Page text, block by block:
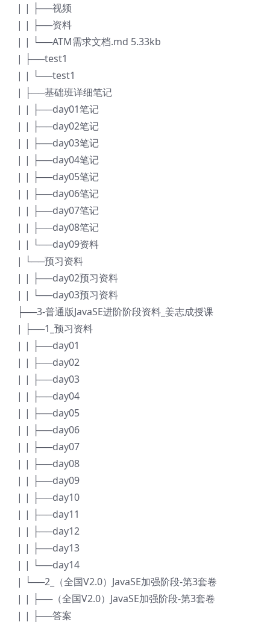
| | ├──视频
| | ├──资料
| | └──ATM需求文档.md 5.33kb
| ├──test1
| | └──test1
| ├──基础班详细笔记
| | ├──day01笔记
| | ├──day02笔记
| | ├──day03笔记
| | ├──day04笔记
| | ├──day05笔记
| | ├──day06笔记
| | ├──day07笔记
| | ├──day08笔记
| | └──day09资料
| └──预习资料
| | ├──day02预习资料
| | └──day03预习资料
├──3-普通版JavaSE进阶阶段资料_姜志成授课
| ├──1_预习资料
| | ├──day01
| | ├──day02
| | ├──day03
| | ├──day04
| | ├──day05
| | ├──day06
| | ├──day07
| | ├──day08
| | ├──day09
| | ├──day10
| | ├──day11
| | ├──day12
| | ├──day13
| | └──day14
| └──2_（全国V2.0）JavaSE加强阶段-第3套卷
| | ├──（全国V2.0）JavaSE加强阶段-第3套卷
| | ├──答案